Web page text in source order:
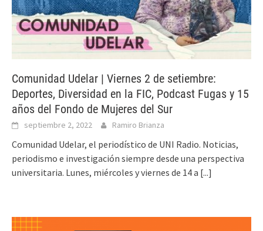
Comunidad Udelar | Viernes 2 de setiembre:
Deportes, Diversidad en la FIC, Podcast Fugas y 15
años del Fondo de Mujeres del Sur
septiembre 2, 2022 Ramiro Brianza
Comunidad Udelar, el periodístico de UNI Radio. Noticias,
periodismo e investigación siempre desde una perspectiva
universitaria. Lunes, miércoles y viernes de 14 a [...]